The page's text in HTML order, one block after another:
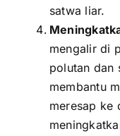
satwa liar.
mengalir di
polutan dan
membantu
meresap ke